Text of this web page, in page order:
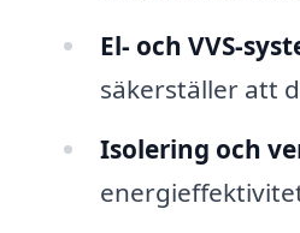
El- och VVS-
säkerställer att
Isolering och